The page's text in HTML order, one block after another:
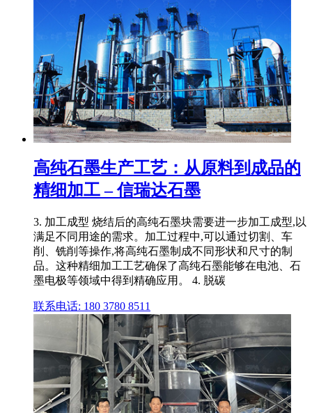
高纯石墨生产工艺：从原料到成品的
精细加工 – 信瑞达石墨
3. 加工成型 烧结后的高纯石墨块需要进一步加工成型,以
满足不同用途的需求。加工过程中,可以通过切割、车
削、铣削等操作,将高纯石墨制成不同形状和尺寸的制
品。这种精细加工工艺确保了高纯石墨能够在电池、石
墨电极等领域中得到精确应用。 4. 脱碳
联系电话: 180 3780 8511